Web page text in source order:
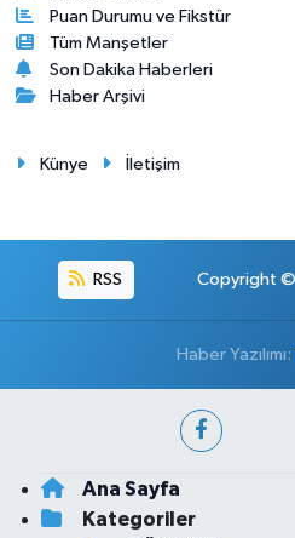
Puan Durumu ve Fikstür
Tüm Manşetler
Son Dakika Haberleri
Haber Arşivi
Künye İletişim
RSS Copyright ©
Haber Yazılımı:
Ana Sayfa
Kategoriler